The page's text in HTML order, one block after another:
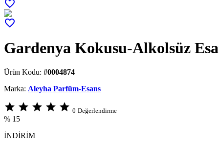
favorite_border
favorite_border
Gardenya Kokusu-Alkolsüz
Ürün Kodu: #0004874
Marka: Aleyha Parfüm-Esans
star star star star star 0 Değerlendirme
% 15
İNDİRİM